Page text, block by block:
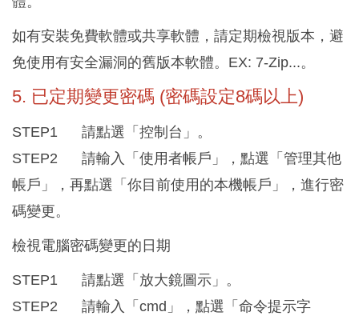
如有安裝免費軟體或共享軟體，請定期檢視版本，避
免使用有安全漏洞的舊版本軟體。EX: 7-Zip...。
5. 已定期變更密碼 (密碼設定8碼以上)
STEP1 請點選「控制台」。
STEP2 請輸入「使用者帳戶」，點選「管理其他
帳戶」，再點選「你目前使用的本機帳戶」，進行密
碼變更。
檢視電腦密碼變更的日期
STEP1 請點選「放大鏡圖示」。
STEP2 請輸入「cmd」，點選「命令提示字